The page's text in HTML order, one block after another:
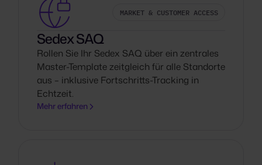
MARKET & CUSTOMER ACCESS
Sedex SAQ
Rollen Sie Ihr Sedex SAQ über ein zentrales
Master-Template zeitgleich für alle Standorte
aus – inklusive Fortschritts-Tracking in
Echtzeit.
Mehr erfahren